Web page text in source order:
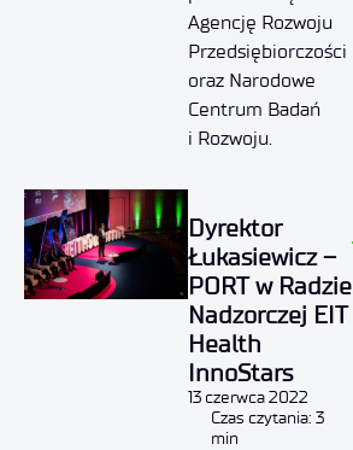
Agencję Rozwoju
Przedsiębiorczości
oraz Narodowe
Centrum Badań
i Rozwoju.
Dyrektor
Łukasiewicz –
PORT w Radzie
Nadzorczej EIT
Health
InnoStars
13 czerwca 2022
Czas czytania: 3
min